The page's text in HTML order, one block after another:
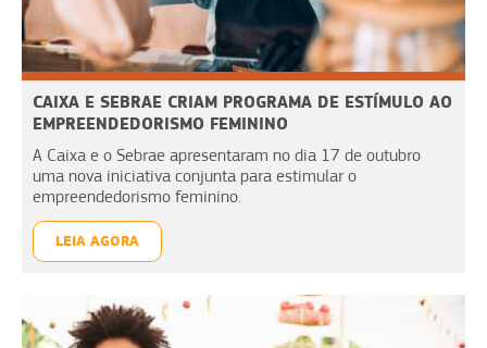
CAIXA E SEBRAE CRIAM PROGRAMA DE ESTÍMULO AO
EMPREENDEDORISMO FEMININO
A Caixa e o Sebrae apresentaram no dia 17 de outubro
uma nova iniciativa conjunta para estimular o
empreendedorismo feminino.
LEIA AGORA